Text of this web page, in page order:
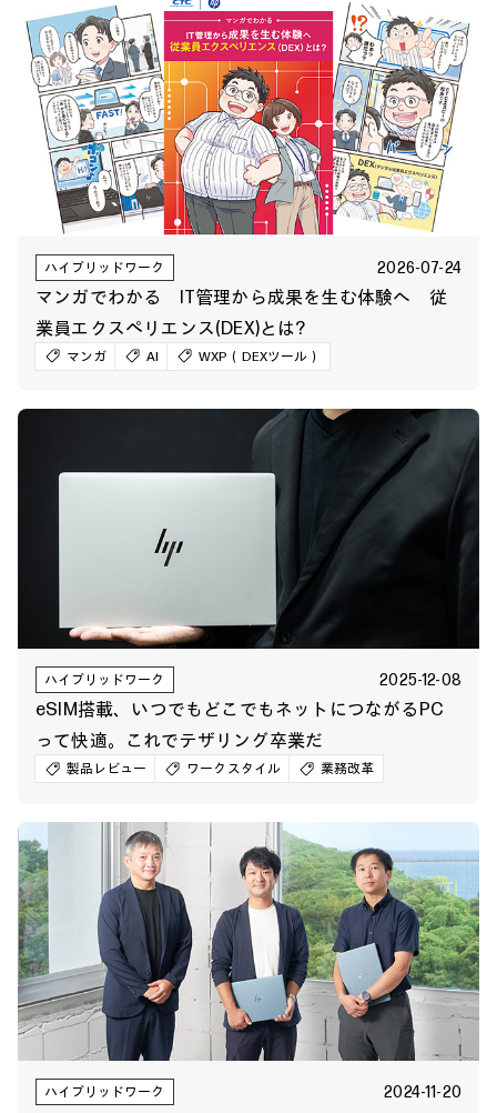
ハイブリッドワーク 2026-07-24
マンガでわかる IT管理から成果を生む体験へ 従
業員エクスペリエンス(DEX)とは?
マンガ AI WXP（DEXツール）
ハイブリッドワーク 2025-12-08
eSIM搭載、いつでもどこでもネットにつながるPC
って快適。これでテザリング卒業だ
製品レビュー ワークスタイル 業務改革
ハイブリッドワーク 2024-11-20